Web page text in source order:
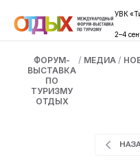
УВК
2–4
ФОРУМ-
ВЫСТАВКА
ПО
ТУРИЗМУ
ОТДЫХ
/ МЕДИА /